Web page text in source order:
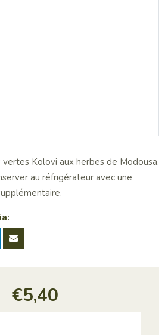
vertes Kolovi aux herbes de Modousa.
au réfrigérateur avec une
€5,40